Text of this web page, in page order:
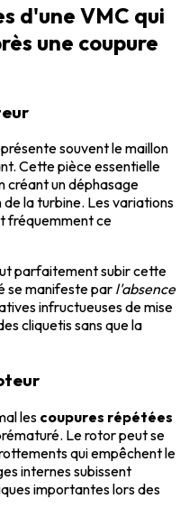
d'une VMC qui
une coupure
souvent le maillon
Cette pièce essentielle
créant un déphasage
la turbine. Les variations
fréquemment ce
parfaitement subir cette
se manifeste par l'absence
infructueuses de mise
cliquetis sans que la
les coupures répétées
Le rotor peut se
qui empêchent le
internes subissent
importantes lors des